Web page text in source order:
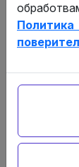
Всички
промени в